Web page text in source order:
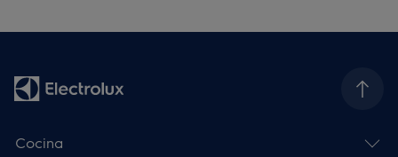
Cocina